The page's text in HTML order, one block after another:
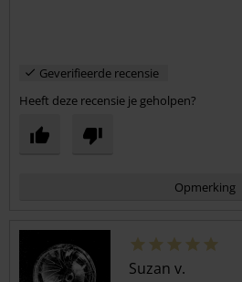
Geverifieerde recensie
Heeft deze recensie je geholpen?
Opmerking
Suzan v.